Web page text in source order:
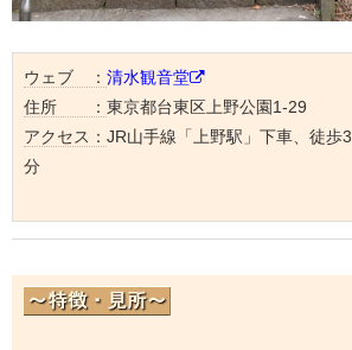
ウェブ ： 清水観音堂
住所 ： 東京都台東区上野公園1-29
アクセス： JR山手線「上野駅」下車、徒歩3
分